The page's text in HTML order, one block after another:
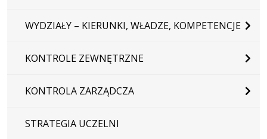
WYDZIAŁY – KIERUNKI, WŁADZE, KOMPETENCJE
KONTROLE ZEWNĘTRZNE
KONTROLA ZARZĄDCZA
STRATEGIA UCZELNI